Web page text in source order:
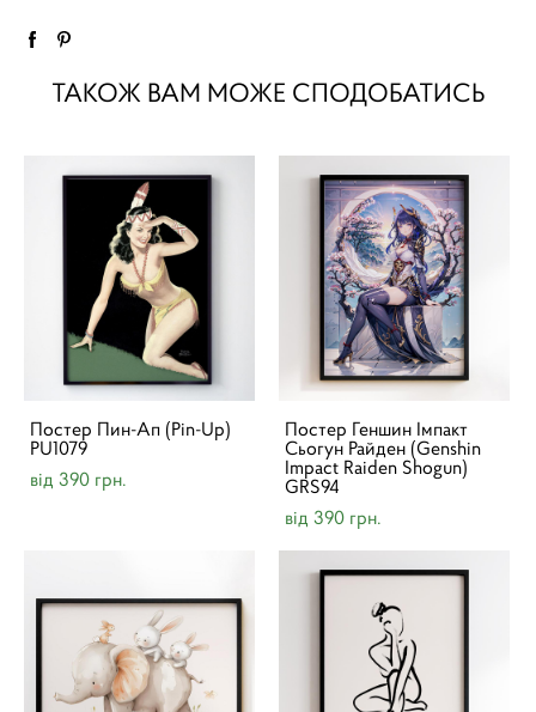
ТАКОЖ ВАМ МОЖЕ СПОДОБАТИСЬ
Постер Пин-Ап (Pin-Up)
PU1079
від 390 грн.
Постер Геншин Імпакт
Сьогун Райден (Genshin
Impact Raiden Shogun)
GRS94
від 390 грн.